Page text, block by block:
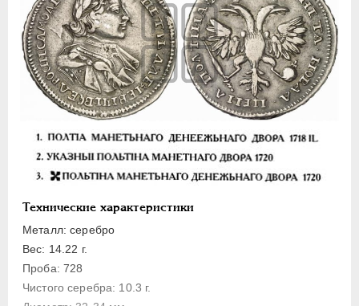
Технические характеристики
Металл: серебро
Вес: 14.22 г.
Проба: 728
Чистого серебра: 10.3 г.
10 денег
5 копеек
Алтын(ник)
1 копейка
Пробные
Для Речи Посполитой
Монетовидные жетоны
ЕКАТЕРИНА I 1725-1727
ПЕТР II 1727-1729
АННА ИОАННОВНА
ИОАНН АНТОНОВИЧ